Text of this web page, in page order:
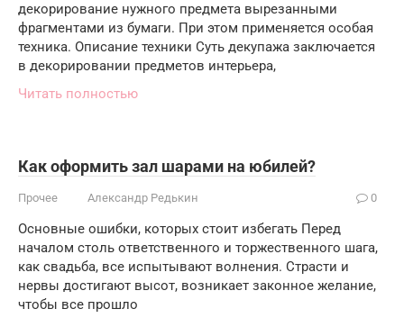
декорирование нужного предмета вырезанными
фрагментами из бумаги. При этом применяется особая
техника. Описание техники Суть декупажа заключается
в декорировании предметов интерьера,
Читать полностью
Как оформить зал шарами на юбилей?
Прочее Александр Редькин 0
Основные ошибки, которых стоит избегать Перед
началом столь ответственного и торжественного шага,
как свадьба, все испытывают волнения. Страсти и
нервы достигают высот, возникает законное желание,
чтобы все прошло